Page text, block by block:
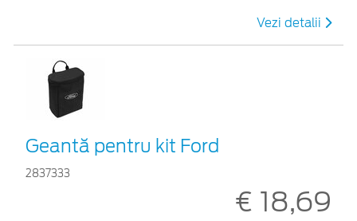
Vezi detalii
Geantă pentru kit Ford
2837333
€ 18,69